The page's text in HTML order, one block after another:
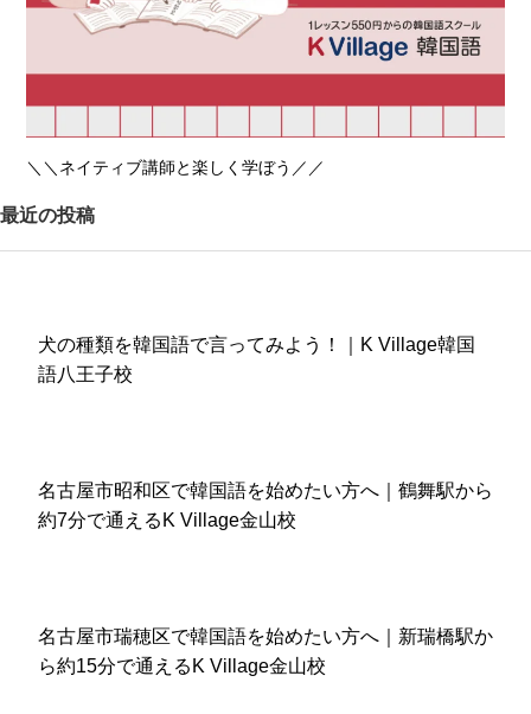
＼＼ネイティブ講師と楽しく学ぼう／／
最近の投稿
犬の種類を韓国語で言ってみよう！｜K Village韓国
語八王子校
名古屋市昭和区で韓国語を始めたい方へ｜鶴舞駅から
約7分で通えるK Village金山校
名古屋市瑞穂区で韓国語を始めたい方へ｜新瑞橋駅か
ら約15分で通えるK Village金山校